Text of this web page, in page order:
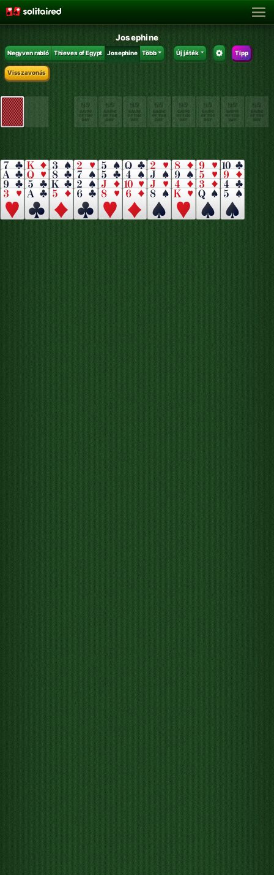
Josephine
Negyven rabló Thieves of Egypt Josephine Több Új játék Tipp
Visszavonás